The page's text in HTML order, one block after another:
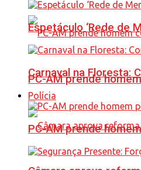
PC-AM prende
Espetáculo ‘Rede de
Carnaval na Floresta:
Polícia
PC-AM prende